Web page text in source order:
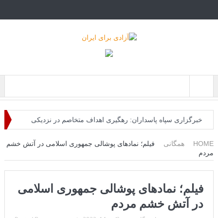
خبرگزاری سپاه پاسداران: رهگیری اهداف متخاصم در نزدیکی
جزیره قشم
تحلیلگر حکومتی: تفاهم هرمز پایان بحران نیست؛ خطر جنگ همچنان
ایران؛ واکنش ترامپ و معاونش به اقدام تفرقه‌افکنان/سفر ژنرال
منیر به عربستان
HOME همگانی
فیلم؛ نماد‌های پوشالی جمهوری اسلامی در آتش خشم
مردم
فیلم؛ نماد‌های پوشالی جمهوری اسلامی
در آتش خشم مردم